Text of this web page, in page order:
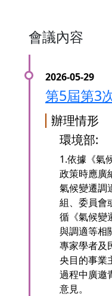
會議內容
第5屆第3
辦理情形
環境部:
1.依據《氣
政策時應廣
氣候變遷調
組、委員會
循《氣候變
與調適等相
專家學者及
央目的事業
過程中廣邀
意見。